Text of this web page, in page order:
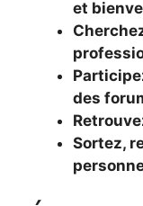
et
des
Sortez,